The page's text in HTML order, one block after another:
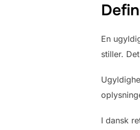
En
stiller.
I dansk